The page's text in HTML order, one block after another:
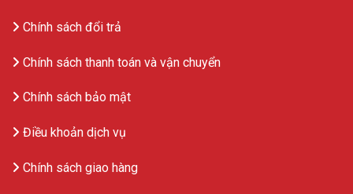
Chính sách đổi trả
Chính sách thanh toán và vận chuyển
Chính sách bảo mật
Điều khoản dịch vụ
Chính sách giao hàng